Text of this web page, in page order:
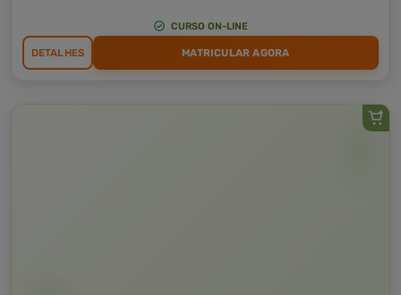
CURSO ON-LINE
DETALHES MATRICULAR AGORA